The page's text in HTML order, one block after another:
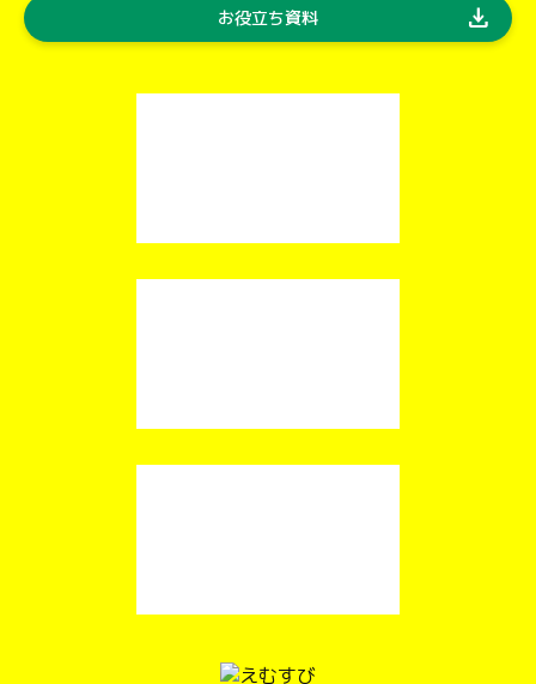
お役立ち資料 download